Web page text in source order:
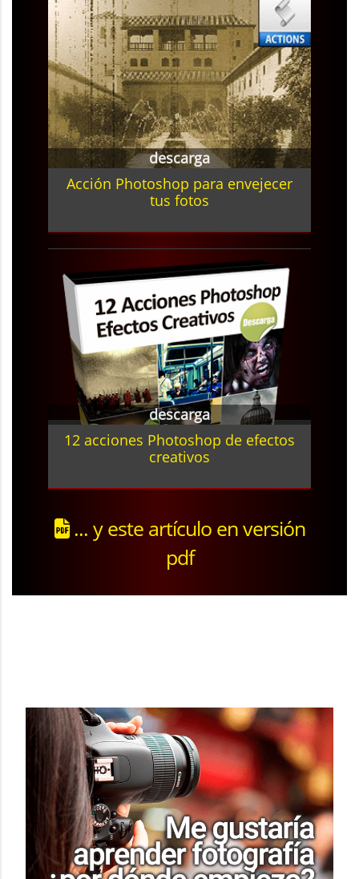
descarga
Acción Photoshop para envejecer
tus fotos
descarga
12 acciones Photoshop de efectos
creativos
... y este artículo en versión
pdf